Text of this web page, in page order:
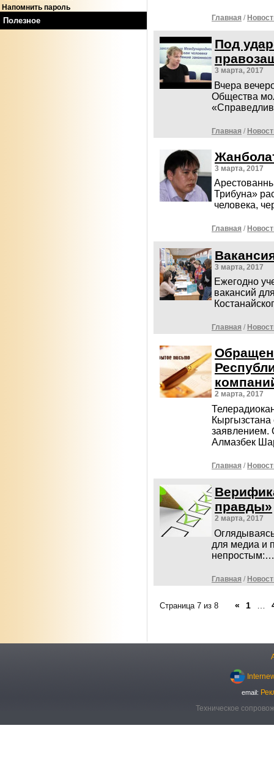
Напомнить пароль
Полезное Главная /
Под
3 марта, 2017
Вчера
Общества
Главная /
3 марта, 2017
Трибуна»
человека,
Главная /
3 марта, 2017
Ежегодно
вакансий
Главная /
2 марта, 2017
Кыргызстана
Алмазбек
Главная /
правды»
2 марта, 2017
для медиа и
непростым:…
Главная /
Страница 7 из 8 « 1
email:
Техническое